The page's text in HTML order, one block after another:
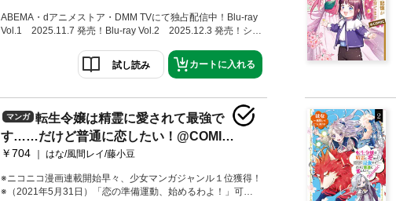
巻
ABEMA・dアニメストア・DMM TVにて独占配信中！Blu-ray
ーズ累計60万部突破！（電子書籍を含む）親バカな兄と幼い
弟の領地経営ファンタジー、待望のコミカライズ第６巻！描
をW収録！【あらすじ】菊乃井（きくのい）領のお屋敷で新
年を迎えた鳳蝶（あげは）は、この世界の風習に倣い、弟の
レグルスや友人の奏、そしていつも周りで支えてくれるみん
なの誕生を祝う。みんなからもお祝いのプレゼントを贈ら
れ、氷輪公主からも上質な糸を仕立てる便利な冥府の蜘蛛・
けた鳳蝶は、エルフの先生たちに先導してもらい、餌である
魔物を調達しにダンジョンに向かう！
試し読み カートに入れる
マンガ
転生令嬢は精霊に愛されて最強で
す……だけど普通に恋したい！@COMIC
※ニコニコ漫画連載開始早々、少女マンガジャンル１位獲得！